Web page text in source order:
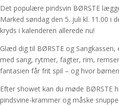
Det populære pindsvin BØRSTE
Marked søndag den 5. juli kl. 11.00 i
kryds i kalenderen allerede nu!
Glæd dig til BØRSTE og
med sang, rytmer, fagter, rim,
fantasien får frit spil – og hvor
Efter showet kan du møde
pindsvine-krammer og måske